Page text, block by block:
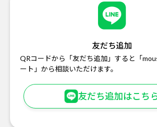
友だち追加
QRコードから「友だち追加」すると「
ート」から相談いただけます。
友だち追加はこち